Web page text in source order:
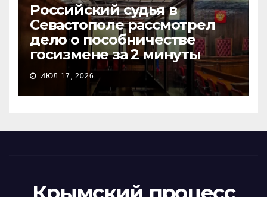
Российский судья в
Севастополе рассмотрел
дело о пособничестве
госизмене за 2 минуты
ИЮЛ 17, 2026